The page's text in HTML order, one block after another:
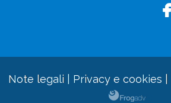
Note legali Privacy e cookies